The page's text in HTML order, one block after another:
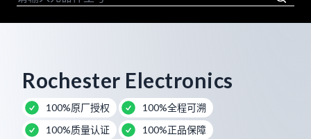
Rochester Electronics
100%原厂授权
100%全程可溯
100%质量认证
100%正品保障